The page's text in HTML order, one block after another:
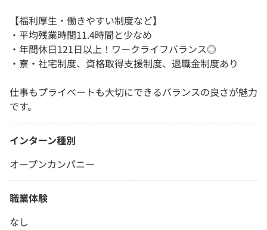
【福利厚生・働きやすい制度など】
・平均残業時間11.4時間と少なめ
・年間休日121日以上！ワークライフバランス◎
・寮・社宅制度、資格取得支援制度、退職金制度あり
仕事もプライベートも大切にできるバランスの良さが魅力
です。
インターン種別
オープンカンパニー
職業体験
なし